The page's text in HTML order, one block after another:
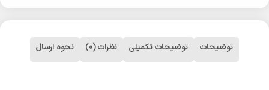
توضیحات توضیحات تکمیلی نظرات (0) نحوه ارسال